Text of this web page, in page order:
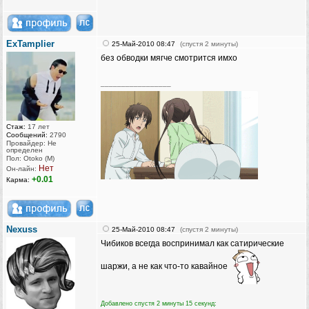
ExTamplier
Стаж: 17 лет
Сообщений: 2790
Провайдер: Не
определен
Пол: Otoko (M)
Он-лайн: Нет
Карма: +0.01
25-Май-2010 08:47 (спустя 2 минуты)
без обводки мягче смотрится имхо
Nexuss 25-Май-2010 08:47 (спустя 2 минуты)
Чибиков всегда воспринимал как сатирические
шаржи, а не как что-то кавайное
Добавлено спустя 2 минуты 15 секунд: